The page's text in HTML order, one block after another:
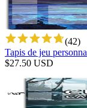
(42)
Tapis de jeu
$27.50 USD